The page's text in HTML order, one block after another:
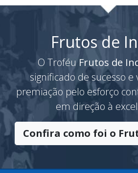
Frutos de
O TroféuFrutos de
significado de sucesso
premiação pelo esforço
em direção à
Confira como foi o